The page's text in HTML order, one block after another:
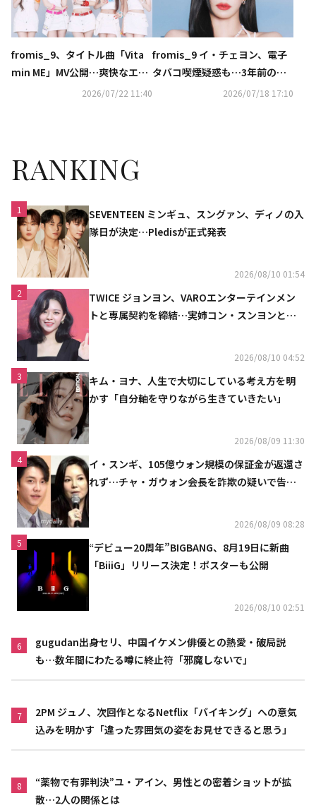
fromis_9、タイトル曲「Vita
min ME」MV公開…爽快なエネ
ルギーを届けるビタミンのよう
2026/07/22 11:40
fromis_9 イ・チェヨン、電子
タバコ喫煙疑惑も…3年前の議
論に自ら言及（動画あり）
2026/07/18 17:10
RANKING
1
SEVENTEEN ミンギュ、スングァン、ディノの入
隊日が決定…Pledisが正式発表
2026/08/10 01:54
2
TWICE ジョンヨン、VAROエンターテインメン
トと専属契約を締結…実姉コン・スンヨンと同
2026/08/10 04:52
3
キム・ヨナ、人生で大切にしている考え方を明
かす「自分軸を守りながら生きていきたい」
2026/08/09 11:30
4
イ・スンギ、105億ウォン規模の保証金が返還さ
れず…チャ・ガウォン会長を詐欺の疑いで告訴
2026/08/09 08:28
5
“デビュー20周年”BIGBANG、8月19日に新曲
「BiiiG」リリース決定！ポスターも公開
2026/08/10 02:51
6
gugudan出身セリ、中国イケメン俳優との熱愛・破局説
も…数年間にわたる噂に終止符「邪魔しないで」
7
2PM ジュノ、次回作となるNetflix「バイキング」への意気
込みを明かす「違った雰囲気の姿をお見せできると思う」
8
“薬物で有罪判決”ユ・アイン、男性との密着ショットが拡
散…2人の関係とは